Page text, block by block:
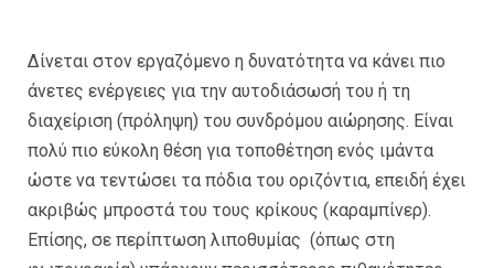
Δίνεται στον εργαζόμενο η δυνατότητα να κάνει πιο
άνετες ενέργειες για την αυτοδιάσωσή του ή τη
διαχείριση (πρόληψη) του συνδρόμου αιώρησης. Είναι
πολύ πιο εύκολη θέση για τοποθέτηση ενός ιμάντα
ώστε να τεντώσει τα πόδια του οριζόντια, επειδή έχει
ακριβώς μπροστά του τους κρίκους (καραμπίνερ).
Επίσης, σε περίπτωση λιποθυμίας (όπως στη